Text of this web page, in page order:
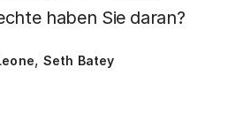
haben Sie daran?
, Seth Batey